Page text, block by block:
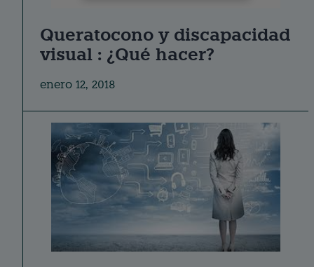
Queratocono y discapacidad
visual : ¿Qué hacer?
enero 12, 2018